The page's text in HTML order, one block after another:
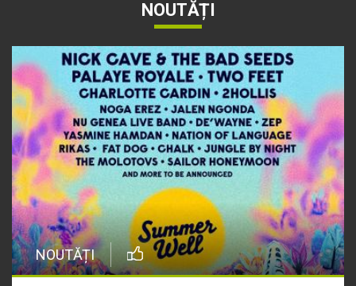
NOUTĂȚI
NOUTĂȚI